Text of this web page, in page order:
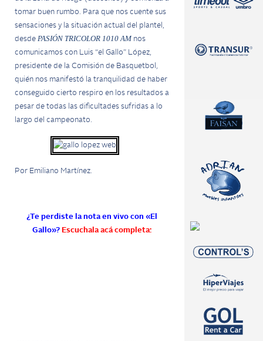
tomar buen rumbo. Para que nos cuente sus
sensaciones y la situación actual del plantel,
desde PASIÓN TRICOLOR 1010 AMnos
comunicamos con Luis “el Gallo” López,
presidente de la Comisión de Basquetbol,
quién nos manifestó la tranquilidad de haber
conseguido cierto respiro en los resultados a
pesar de todas las dificultades sufridas a lo
largo del campeonato.
Por Emiliano Martínez.
¿Te perdiste la nota en vivo con «El
Gallo»? Escuchala acá completa: